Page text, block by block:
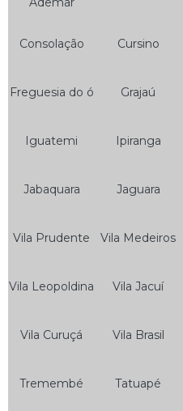
Serviço de Auto Socorro e Mecânica
Serviço de Auto Socorro Guincho
Serviço de Auto Socorro para Motos
Bateria 7ah Moto
Bateria de Gel Moto
Consolação Cursino
Freguesia do ó Grajaú
Iguatemi Ipiranga
Jabaquara Jaguara
Vila Prudente Vila Medeiros
Vila Leopoldina Vila Jacuí
Vila Curuçá Vila Brasil
Tremembé Tatuapé